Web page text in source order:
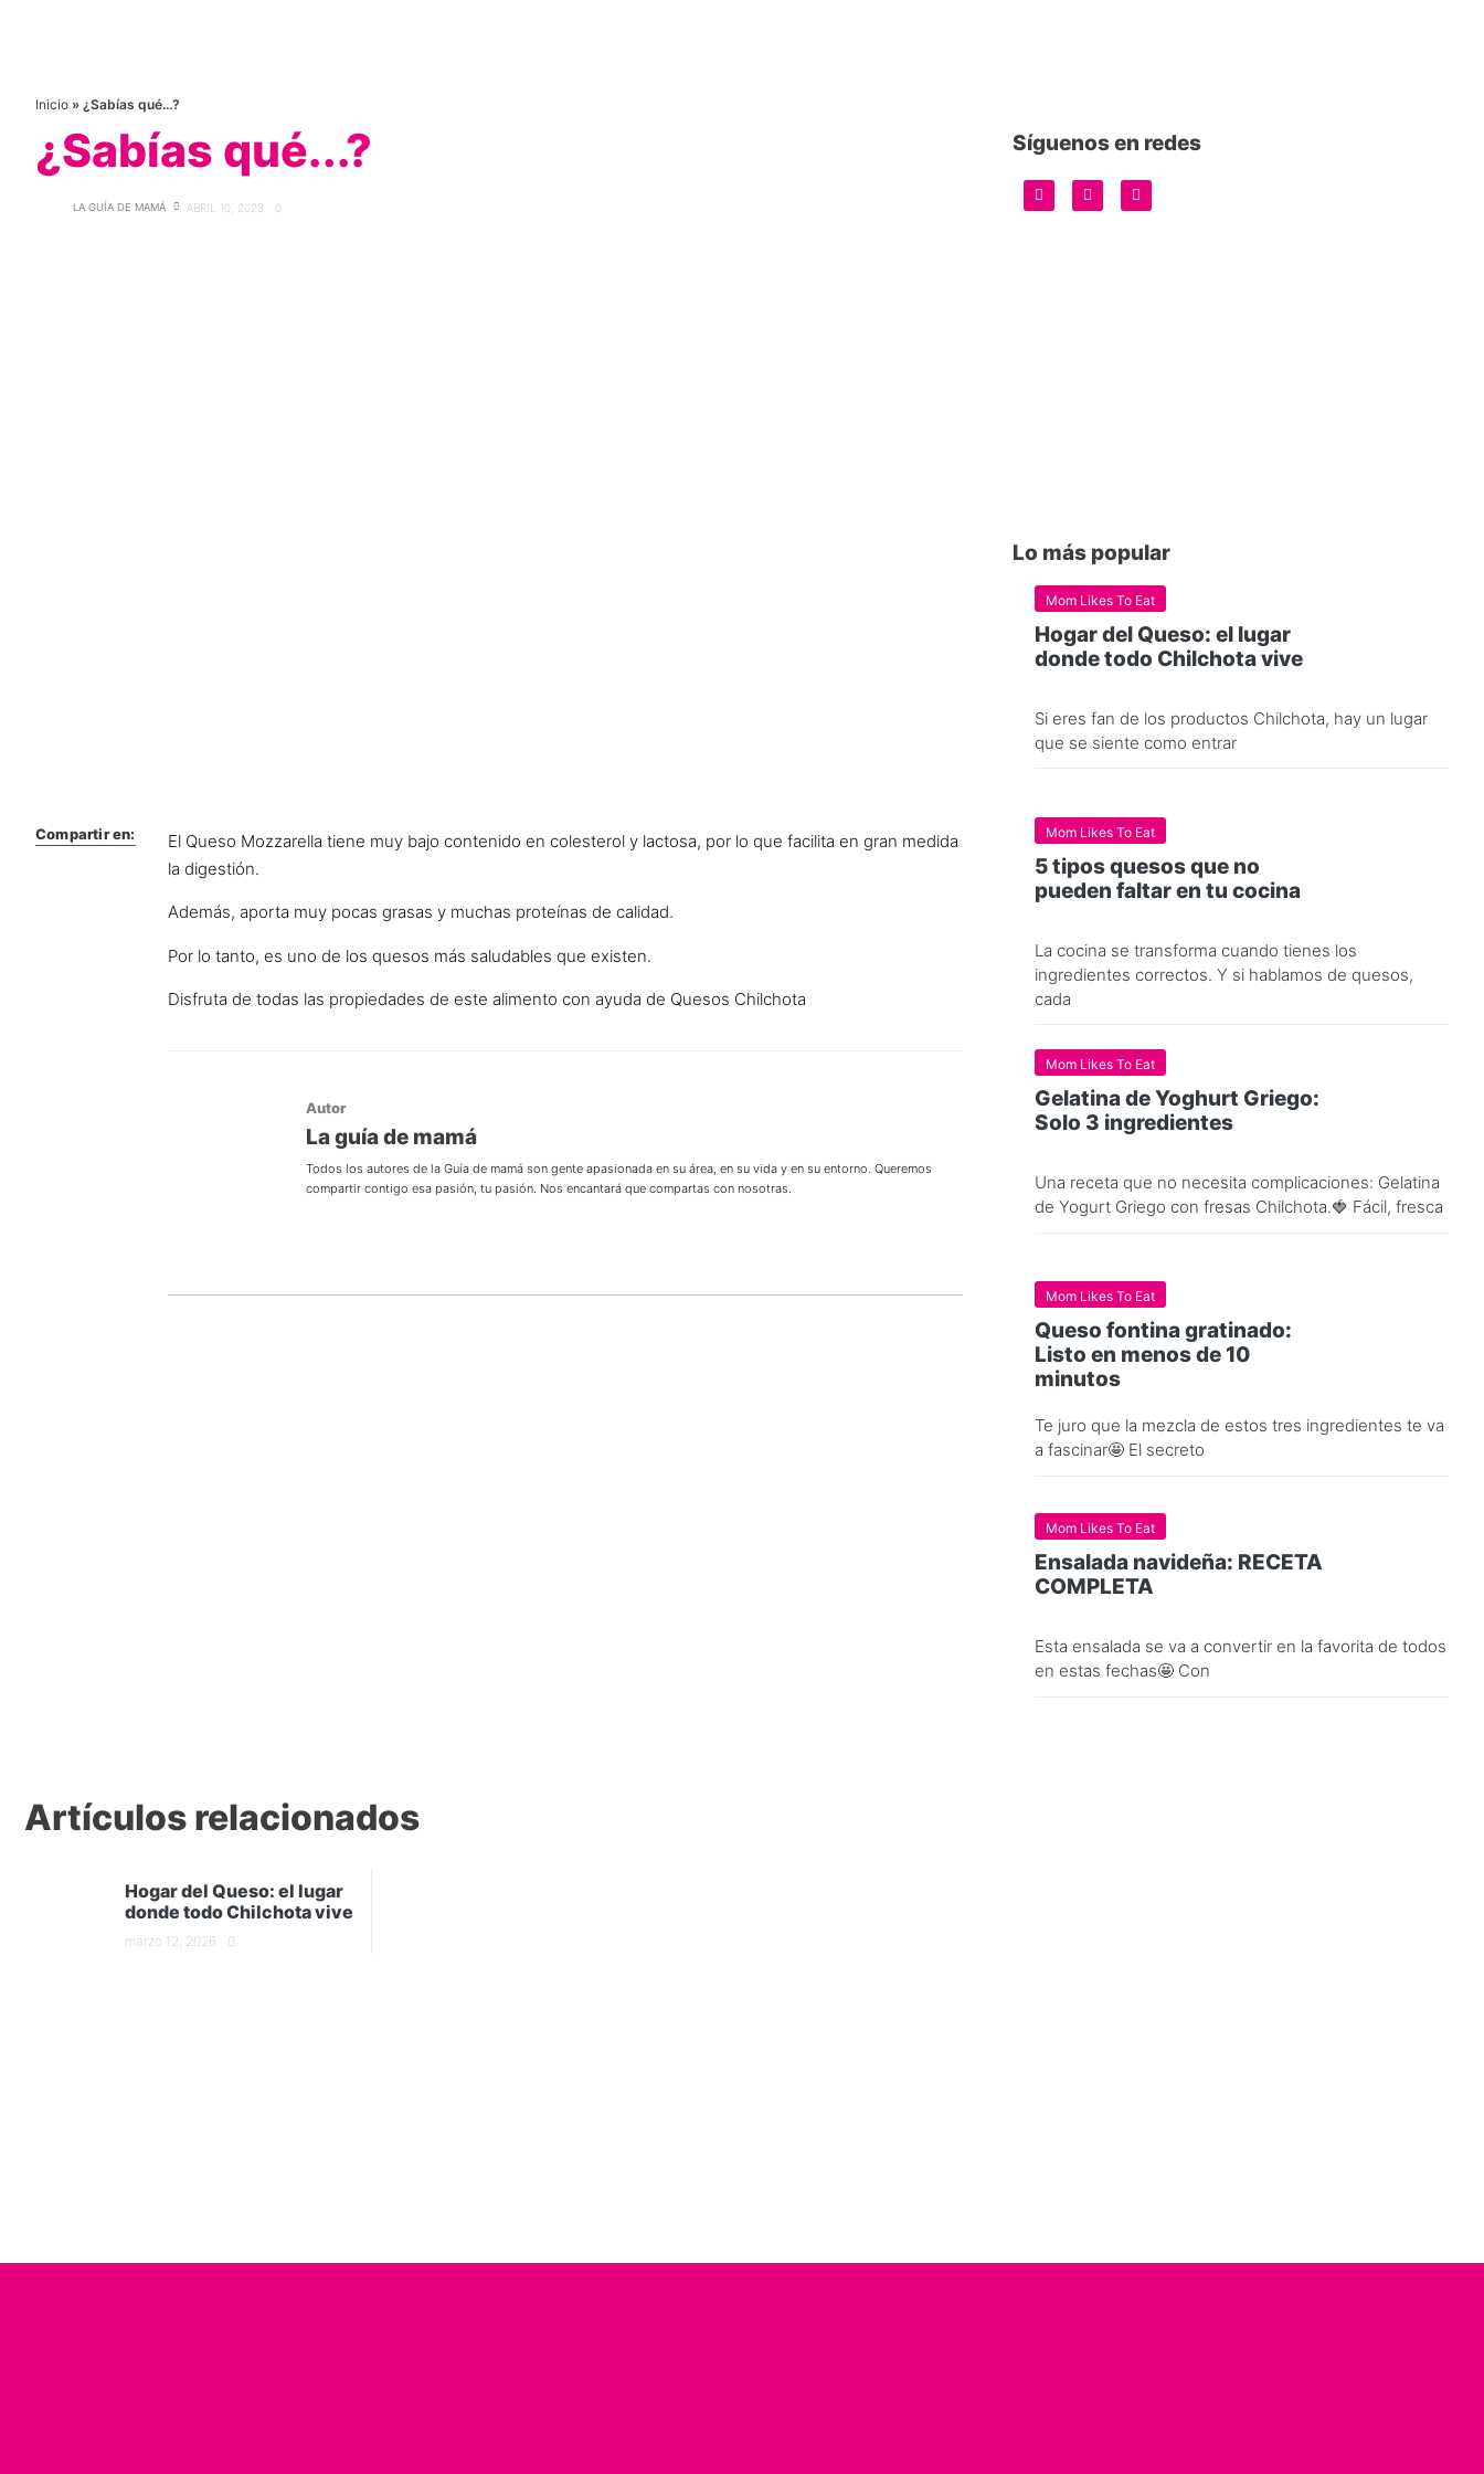
Inicio » ¿Sabías qué…?
¿Sabías qué...?
LA GUÍA DE MAMÁ ABRIL 10, 2023 0
Compartir en:
El Queso Mozzarella tiene muy bajo contenido en colesterol y lactosa, por lo que facilita en gran medida
la digestión.
Además, aporta muy pocas grasas y muchas proteínas de calidad.
Por lo tanto, es uno de los quesos más saludables que existen.
Disfruta de todas las propiedades de este alimento con ayuda de Quesos Chilchota
Autor
La guía de mamá
Todos los autores de la Guía de mamá son gente apasionada en su área, en su vida y en su entorno. Queremos
compartir contigo esa pasión, tu pasión. Nos encantará que compartas con nosotras.
Síguenos en redes
Lo más popular
Mom Likes To Eat
Hogar del Queso: el lugar
donde todo Chilchota vive
Si eres fan de los productos Chilchota, hay un lugar
que se siente como entrar
Mom Likes To Eat
5 tipos quesos que no
pueden faltar en tu cocina
La cocina se transforma cuando tienes los
ingredientes correctos. Y si hablamos de quesos,
cada
Mom Likes To Eat
Gelatina de Yoghurt Griego:
Solo 3 ingredientes
Una receta que no necesita complicaciones: Gelatina
de Yogurt Griego con fresas Chilchota.🍓 Fácil, fresca
Mom Likes To Eat
Queso fontina gratinado:
Listo en menos de 10
minutos
Te juro que la mezcla de estos tres ingredientes te va
a fascinar🤩 El secreto
Mom Likes To Eat
Ensalada navideña: RECETA
COMPLETA
Esta ensalada se va a convertir en la favorita de todos
en estas fechas🤩 Con
Artículos relacionados
Hogar del Queso: el lugar
donde todo Chilchota vive
marzo 12, 2026 0